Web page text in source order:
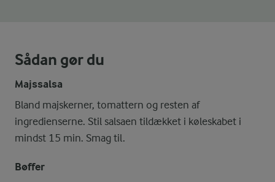
Sådan gør du
Majssalsa
Bland majskerner, tomattern og resten af
ingredienserne. Stil salsaen tildækket i køleskabet i
mindst 15 min. Smag til.
Bøffer